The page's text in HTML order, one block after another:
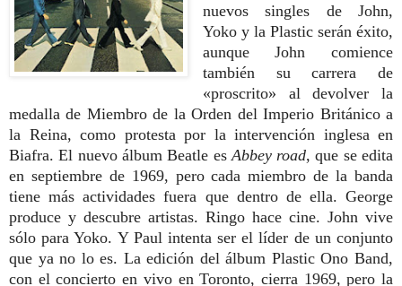
nuevos singles de John,
Yoko y la Plastic serán éxito,
aunque John comience
también su carrera de
«proscrito» al devolver la
medalla de Miembro de la Orden del Imperio Británico a
la Reina, como protesta por la intervención inglesa en
Biafra. El nuevo álbum Beatle es Abbey road, que se edita
en septiembre de 1969, pero cada miembro de la banda
tiene más actividades fuera que dentro de ella. George
produce y descubre artistas. Ringo hace cine. John vive
sólo para Yoko. Y Paul intenta ser el líder de un conjunto
que ya no lo es. La edición del álbum Plastic Ono Band,
con el concierto en vivo en Toronto, cierra 1969, pero la